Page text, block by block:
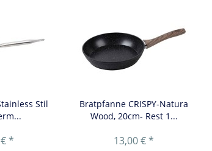
Stil
*
Bratpfanne CRISPY-Natura
Wood, 20cm- Rest 1...
13,00 € *